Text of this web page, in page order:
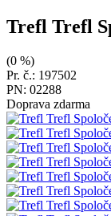
Trefl Trefl
(0 %)
Pr. č.: 197502
PN: 02288
Doprava zdarma